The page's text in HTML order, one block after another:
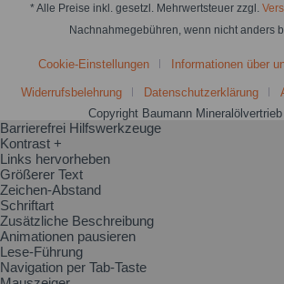
* Alle Preise inkl. gesetzl. Mehrwertsteuer zzgl.
Nachnahmegebühren, wenn nicht anders
Cookie-Einstellungen Informationen über
Widerrufsbelehrung Datenschutzerklärung
Copyright Baumann
Barrierefrei Hilfswerkzeuge
Kontrast +
Links hervorheben
Größerer Text
Zeichen-Abstand
Schriftart
Zusätzliche Beschreibung
Animationen pausieren
Lese-Führung
Navigation per Tab-Taste